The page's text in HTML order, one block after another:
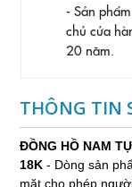
- Sản
chủ cửa
20 năm.
THÔNG TIN
ĐỒNG HỒ NAM
18K - Dòng sản
mặt cho phép